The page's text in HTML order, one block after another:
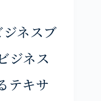
ネスブ
ジネス
テキサ